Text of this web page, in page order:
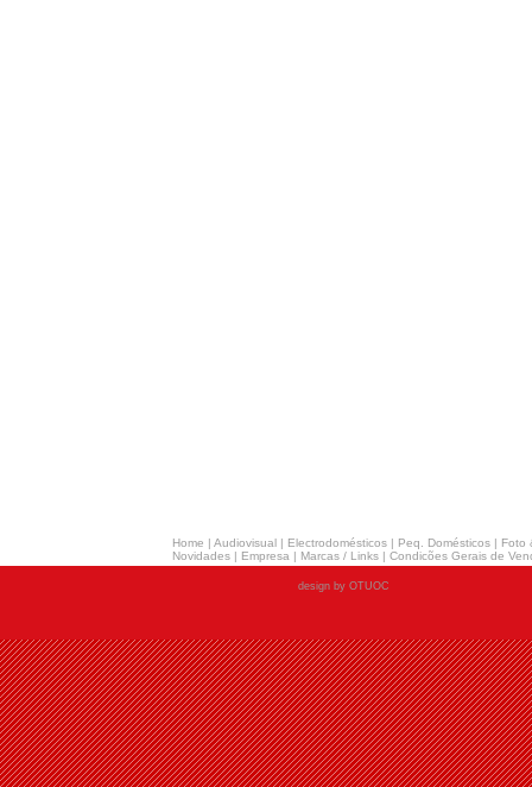
Home | Audiovisual | Electrodomésticos | Peq. Domésticos | Foto
Novidades | Empresa | Marcas / Links | Condicões Gerais de
design by OTUOC